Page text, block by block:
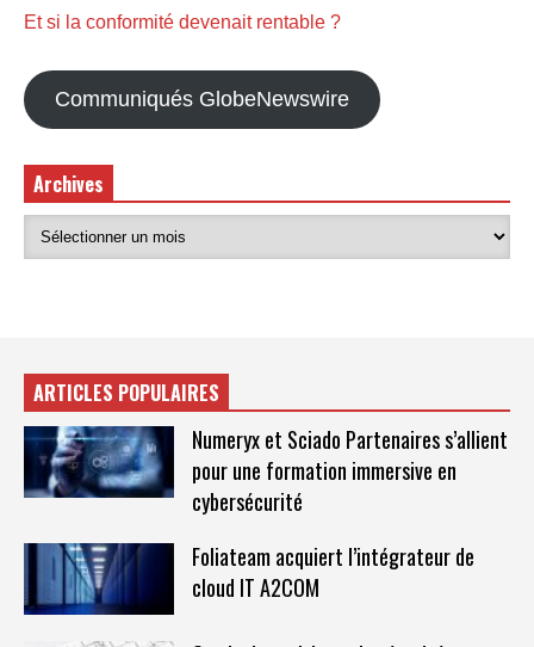
Et si la conformité devenait rentable ?
Communiqués GlobeNewswire
Archives
ARTICLES POPULAIRES
Numeryx et Sciado Partenaires s’allient
pour une formation immersive en
cybersécurité
Foliateam acquiert l’intégrateur de
cloud IT A2COM